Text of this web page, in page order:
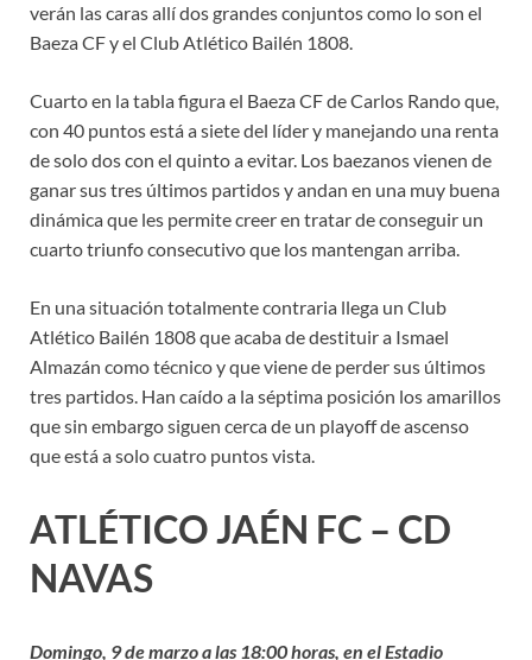
verán las caras allí dos grandes conjuntos como lo son el
Baeza CF y el Club Atlético Bailén 1808.
Cuarto en la tabla figura el Baeza CF de Carlos Rando que,
con 40 puntos está a siete del líder y manejando una renta
de solo dos con el quinto a evitar. Los baezanos vienen de
ganar sus tres últimos partidos y andan en una muy buena
dinámica que les permite creer en tratar de conseguir un
cuarto triunfo consecutivo que los mantengan arriba.
En una situación totalmente contraria llega un Club
Atlético Bailén 1808 que acaba de destituir a Ismael
Almazán como técnico y que viene de perder sus últimos
tres partidos. Han caído a la séptima posición los amarillos
que sin embargo siguen cerca de un playoff de ascenso
que está a solo cuatro puntos vista.
ATLÉTICO JAÉN FC – CD
NAVAS
Domingo, 9 de marzo a las 18:00 horas, en el Estadio